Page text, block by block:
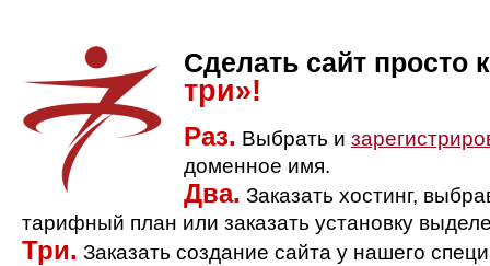
Сделать сайт просто
три»!
Раз. Выбрать и
доменное имя.
Два. Заказать хостинг,
тарифный план или заказать установку
Три. Заказать создание сайта у нашего